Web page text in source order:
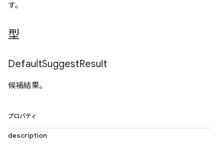
す。
型
DefaultSuggestResult
候補結果。
プロパティ
description